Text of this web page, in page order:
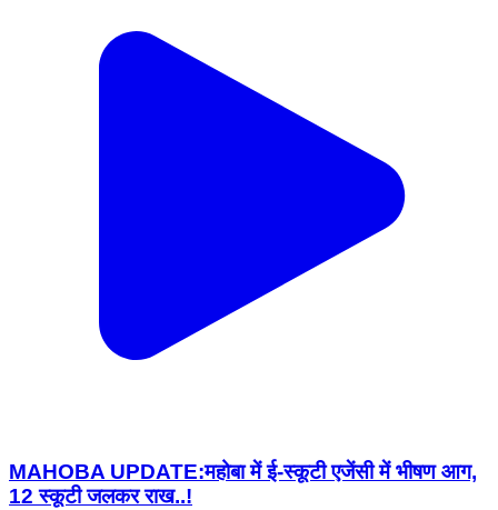
MAHOBA UPDATE:महोबा में ई-स्कूटी एजेंसी में भीषण आग,
12 स्कूटी जलकर राख..!